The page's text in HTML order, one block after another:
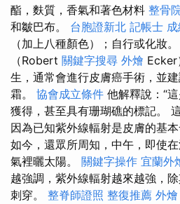
酯，麩質，香氣和著色材料 整骨
和皺巴布。 台胞證新北 記帳士
（加上八種顏色）；自行或化妝。
（Robert 關鍵字搜尋 外燴 Ecker
生，通常會進行皮膚癌手術，並
霜。 協會成立條件 他解釋說：“
獲得，甚至具有珊瑚礁的標記。
因為已知紫外線輻射是皮膚的基
如今，還眾所周知，中午，即使
氣裡曬太陽。 關鍵字操作 宜蘭外
越強調，紫外線輻射越來越強，
刺穿。 整脊師證照 整復推薦 外